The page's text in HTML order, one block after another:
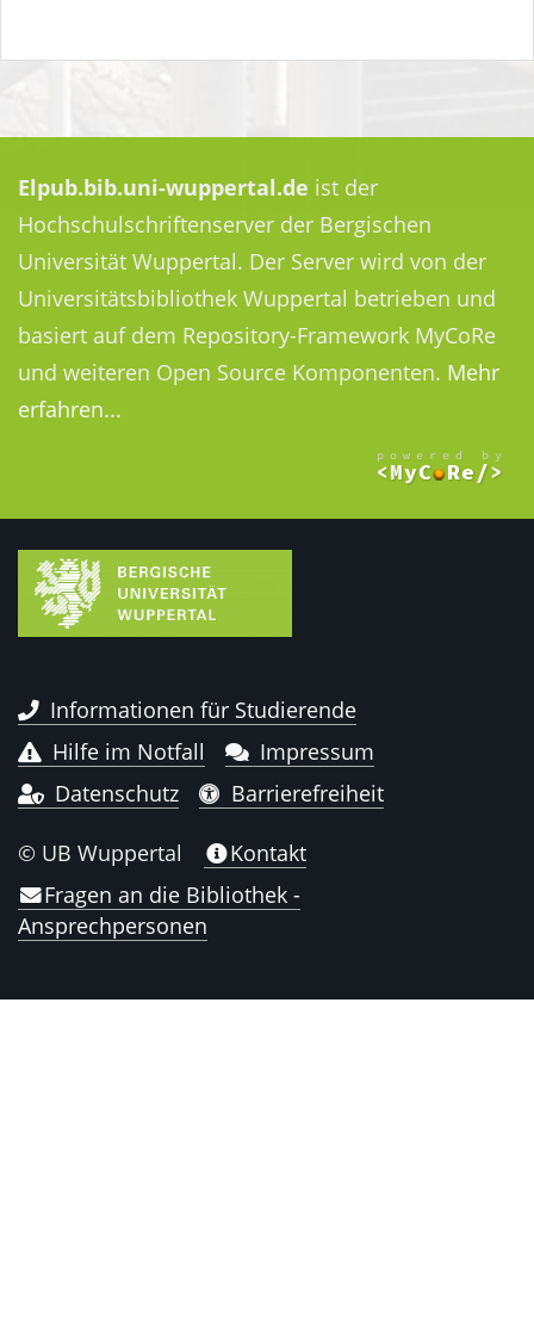
Elpub.bib.uni-wuppertal.de ist der
Hochschulschriftenserver der Bergischen
Universität Wuppertal. Der Server wird von der
Universitätsbibliothek Wuppertal betrieben und
basiert auf dem Repository-Framework MyCoRe
und weiteren Open Source Komponenten. Mehr
erfahren...
Informationen für Studierende
Hilfe im Notfall
Impressum
Datenschutz
Barrierefreiheit
© UB Wuppertal
Kontakt
Fragen an die Bibliothek -
Ansprechpersonen